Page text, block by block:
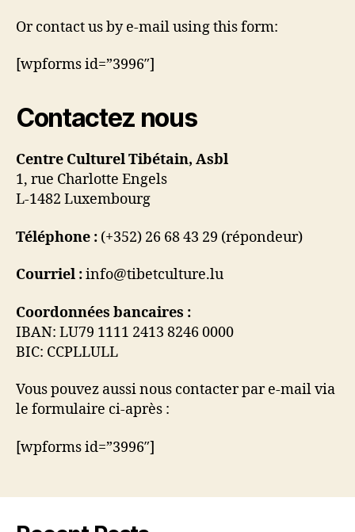
Or contact us by e-mail using this form:
[wpforms id=”3996″]
Contactez nous
Centre Culturel Tibétain, Asbl
1, rue Charlotte Engels
L-1482 Luxembourg
Téléphone : (+352) 26 68 43 29 (répondeur)
Courriel :info@tibetculture.lu
Coordonnées bancaires :
IBAN: LU79 1111 2413 8246 0000
BIC: CCPLLULL
Vous pouvez aussi nous contacter par e-mail via
le formulaire ci-après :
[wpforms id=”3996″]